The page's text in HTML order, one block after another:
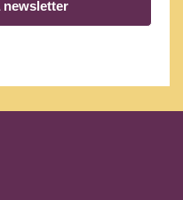
newsletter